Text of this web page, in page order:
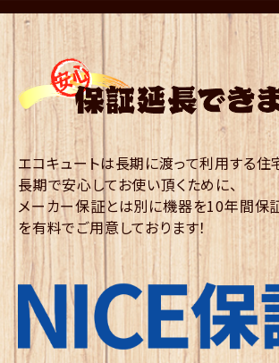
エコキュートは長期に渡って利用する住
長期で安心してお使い頂くために、
メーカー保証とは別に機器を10年間保
を有料でご用意しております！